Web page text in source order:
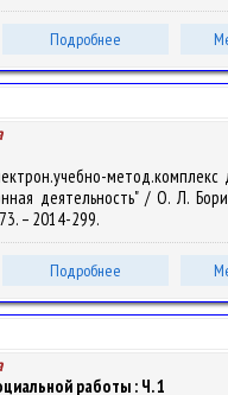
Подробнее
деятельность" / О. Л.
– 2014-299.
Подробнее
работы : Ч. 1